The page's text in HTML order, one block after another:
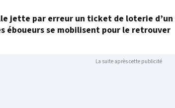
jette par erreur un ticket de loterie d’un
éboueurs se mobilisent pour le retrouver
La suite après cette publicité